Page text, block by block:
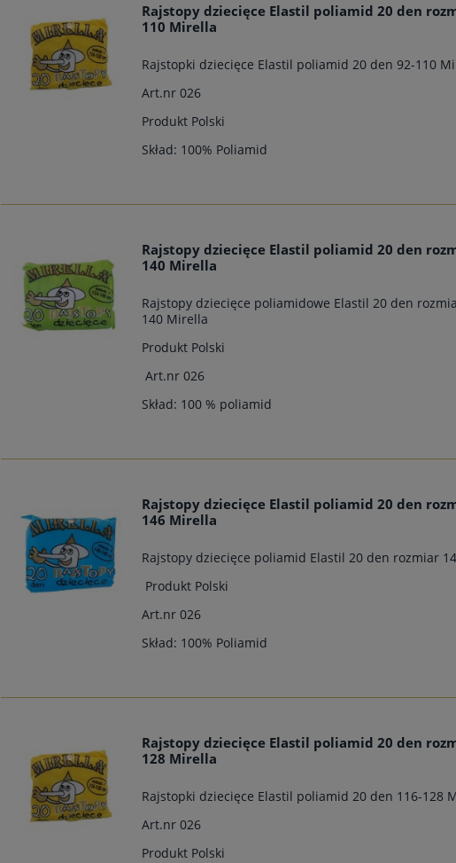
Rajstopy dziecięce Elastil poliamid 20 den
110 Mirella
Rajstopki dziecięce Elastil poliamid 20 den 92-110
Art.nr 026
Produkt Polski
Skład: 100% Poliamid
Rajstopy dziecięce Elastil poliamid 20 den
140 Mirella
Rajstopy dziecięce poliamidowe Elastil 20 den
140 Mirella
Produkt Polski
Art.nr 026
Skład: 100 % poliamid
Rajstopy dziecięce Elastil poliamid 20 den
146 Mirella
Rajstopy dziecięce poliamid Elastil 20 den rozmiar
Produkt Polski
Art.nr 026
Skład: 100% Poliamid
Rajstopy dziecięce Elastil poliamid 20 den
128 Mirella
Rajstopki dziecięce Elastil poliamid 20 den 116-128
Art.nr 026
Produkt Polski